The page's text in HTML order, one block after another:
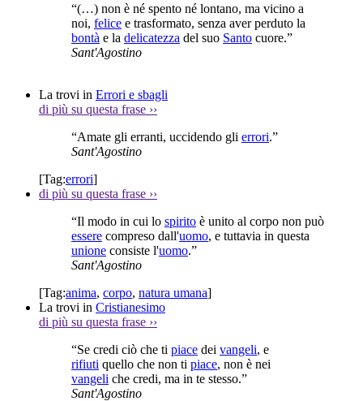
“(…) non è né spento né lontano, ma vicino a
noi, felice e trasformato, senza aver perduto la
bontà e la delicatezza del suo Santo cuore.”
Sant'Agostino
La trovi in Errori e sbagli
di più su questa frase ››
“Amate gli erranti, uccidendo gli errori.”
Sant'Agostino
[Tag:errori]
di più su questa frase ››
“Il modo in cui lo spirito è unito al corpo non può
essere compreso dall'uomo, e tuttavia in questa
unione consiste l'uomo.”
Sant'Agostino
[Tag:anima, corpo, natura umana]
La trovi in Cristianesimo
di più su questa frase ››
“Se credi ciò che ti piace dei vangeli, e
rifiuti quello che non ti piace, non è nei
vangeli che credi, ma in te stesso.”
Sant'Agostino